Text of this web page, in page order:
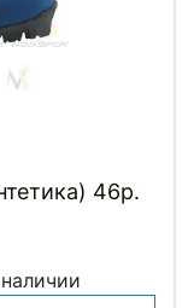
46р.